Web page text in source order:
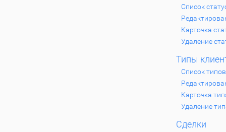
Список
Карточка
Удаление
Типы
Список типов
Карточка
Удаление
Сделки